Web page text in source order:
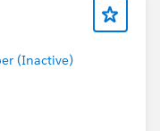
(Inactive)